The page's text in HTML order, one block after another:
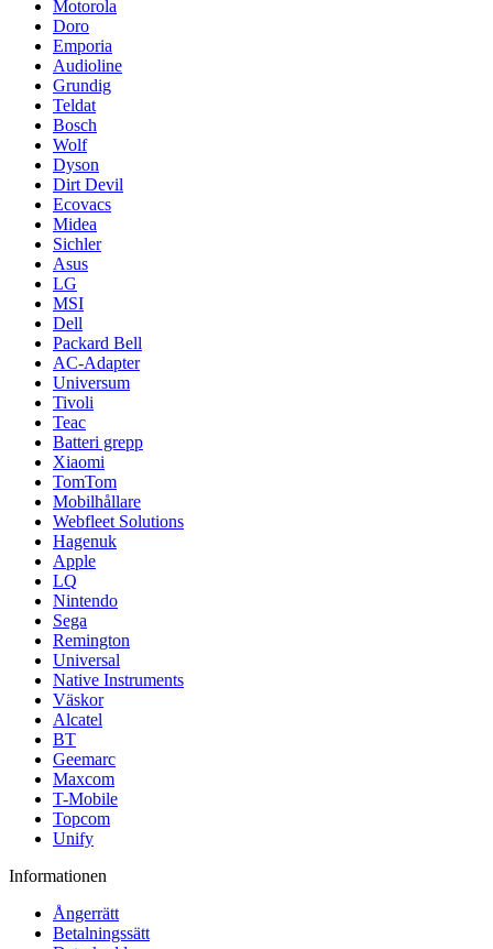
Motorola
Doro
Emporia
Audioline
Grundig
Teldat
Bosch
Wolf
Dyson
Dirt Devil
Ecovacs
Midea
Sichler
Asus
LG
MSI
Dell
Packard Bell
AC-Adapter
Universum
Tivoli
Teac
Batteri grepp
Xiaomi
TomTom
Mobilhållare
Webfleet Solutions
Hagenuk
Apple
LQ
Nintendo
Sega
Remington
Universal
Native Instruments
Väskor
Alcatel
BT
Geemarc
Maxcom
T-Mobile
Topcom
Unify
Informationen
Ångerrätt
Betalningssätt